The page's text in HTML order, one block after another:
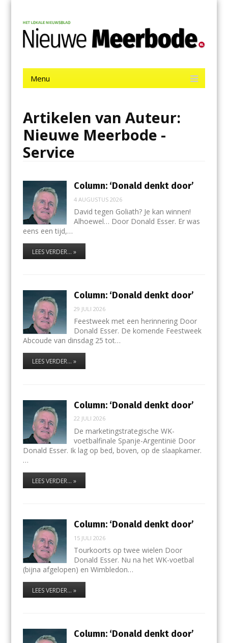
contentNieuwe Meerbode
Menu
Artikelen van Auteur:
Nieuwe Meerbode -
Service
Column: ‘Donald denkt door’
4 AUGUSTUS 2026
David tegen Goliath? Je kan winnen!
Alhoewel… Door Donald Esser. Er was
eens een tijd,…
LEES VERDER... »
Column: ‘Donald denkt door’
29 JULI 2026
Feestweek met een herinnering Door
Donald Esser. De komende Feestweek
Abcoude van dinsdag 25 tot…
LEES VERDER... »
Column: ‘Donald denkt door’
22 JULI 2026
De marketingstrategische WK-
voetbalfinale Spanje-Argentinië Door
Donald Esser. Ik lag op bed, boven, op de slaapkamer.
…
LEES VERDER... »
Column: ‘Donald denkt door’
15 JULI 2026
Tourkoorts op twee wielen Door
Donald Esser. Nu na het WK-voetbal
(bijna afgelopen) en Wimbledon…
LEES VERDER... »
Column: ‘Donald denkt door’